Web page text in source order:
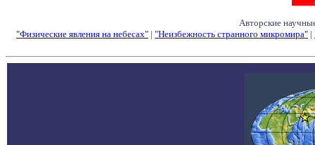
Авторские
"Физические явления на небесах" | "Неизбежность странного микромира" |